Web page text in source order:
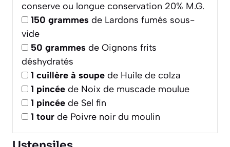
conserve ou longue conservation 20% M.G.
150 grammes de Lardons fumés sous-
vide
50 grammes de Oignons frits
déshydratés
1 cuillère à soupe de Huile de colza
1 pincée de Noix de muscade moulue
1 pincée de Sel fin
1 tour de Poivre noir du moulin